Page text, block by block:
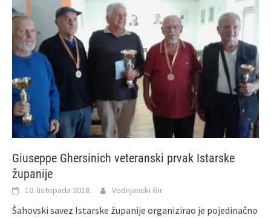
Giuseppe Ghersinich veteranski prvak Istarske
županije
10. listopada 2018. Vodnjanski Đir
Šahovski savez Istarske županije organizirao je pojedinačno